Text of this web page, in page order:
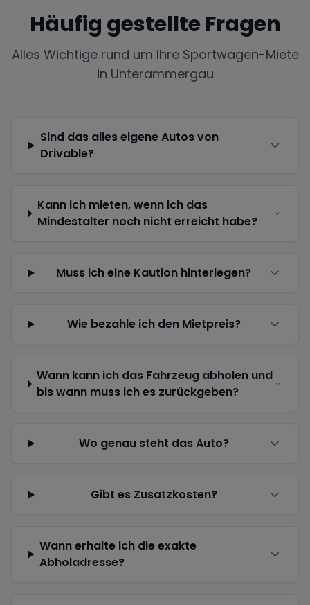
Häufig gestellte Fragen
Alles Wichtige rund um Ihre Sportwagen-Miete
in Unterammergau
Sind das alles eigene Autos von
Drivable?
Kann ich mieten, wenn ich das
Mindestalter noch nicht erreicht habe?
Muss ich eine Kaution hinterlegen?
Wie bezahle ich den Mietpreis?
Wann kann ich das Fahrzeug abholen und
bis wann muss ich es zurückgeben?
Wo genau steht das Auto?
Gibt es Zusatzkosten?
Wann erhalte ich die exakte
Abholadresse?